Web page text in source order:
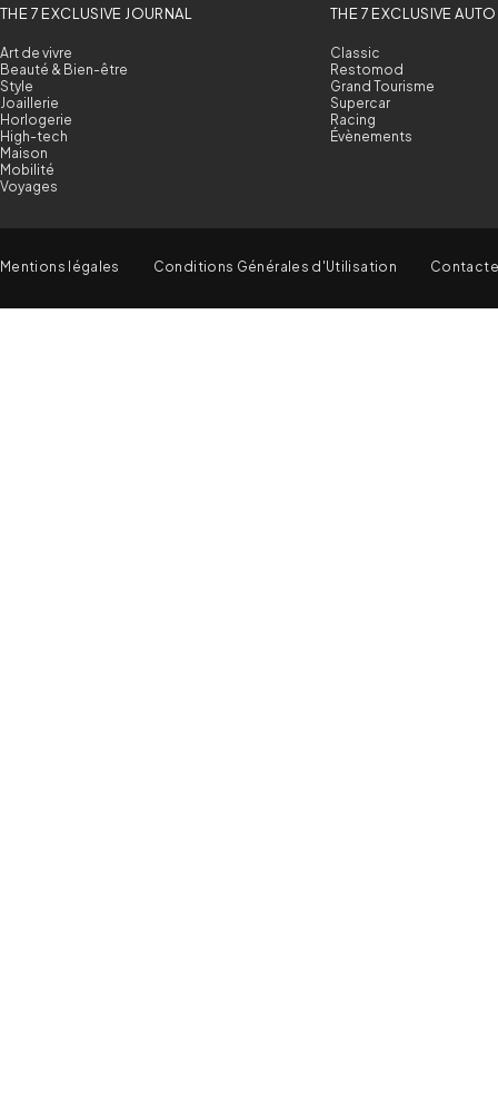
THE 7 EXCLUSIVE JOURNAL
Art de vivre
Beauté & Bien-être
Style
Joaillerie
Horlogerie
High-tech
Maison
Mobilité
Voyages
THE 7 EXCLUSIVE AUTO
Classic
Restomod
Grand Tourisme
Supercar
Racing
Évènements
Mentions légales Conditions Générales d'Utilisation